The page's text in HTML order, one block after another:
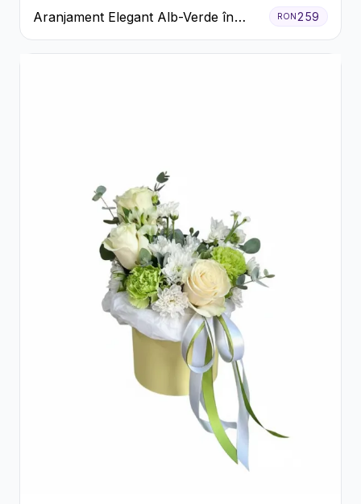
Aranjament Elegant Alb-Verde în
Cutie Gri
RON 259